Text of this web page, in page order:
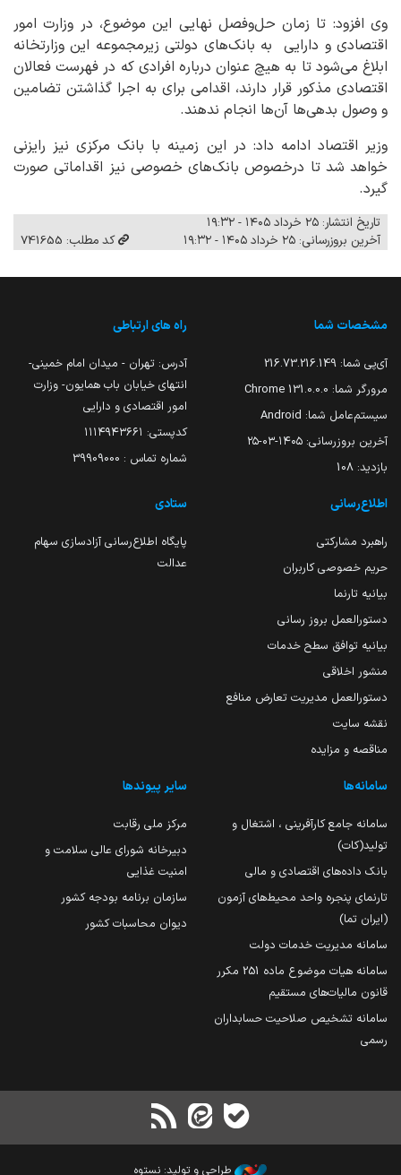
وی افزود: تا زمان حل‌وفصل نهایی این موضوع، در وزارت امور
اقتصادی و دارایی به بانک‌های دولتی زیرمجموعه این وزارتخانه
ابلاغ می‌شود تا به هیچ عنوان درباره افرادی که در فهرست فعالان
اقتصادی مذکور قرار دارند، اقدامی برای به اجرا گذاشتن تضامین
و وصول بدهی‌ها آن‌ها انجام ندهند.
وزیر اقتصاد ادامه داد: در این زمینه با بانک مرکزی نیز رایزنی
خواهد شد تا درخصوص بانک‌های خصوصی نیز اقداماتی صورت
گیرد.
تاریخ انتشار: ۲۵ خرداد ۱۴۰۵ - ۱۹:۳۲
آخرین بروزرسانی: ۲۵ خرداد ۱۴۰۵ - ۱۹:۳۲
کد مطلب: 741655
مشخصات شما
آی‌پی شما: 216.73.216.149
مرورگر شما: 131.0.0.0 Chrome
سیستم‌عامل شما: Android
آخرین بروزرسانی: ۱۴۰۵-۰۳-۲۵
بازدید: 108
راه های ارتباطی
آدرس: تهران - میدان امام خمینی-
انتهای خیابان باب همایون- وزارت
امور اقتصادی و دارایی
کدپستی: ۱۱۱۴۹۴۳۶۶۱
شماره تماس : 39909000
اطلاع‌رسانی
راهبرد مشارکتی
حریم خصوصی کاربران
بیانیه تارنما
دستورالعمل بروز رسانی
بیانیه توافق سطح خدمات
منشور اخلاقی
دستورالعمل مدیریت تعارض منافع
نقشه سایت
مناقصه و مزایده
ستادی
پایگاه اطلاع‌رسانی آزادسازی سهام
عدالت
سامانه‌ها
سامانه جامع کارآفرینی ، اشتغال و
تولید(کات)
بانک داده‌های اقتصادی و مالی
تارنمای پنجره واحد محیط‌های آزمون
(ایران تما)
سامانه مدیریت خدمات دولت
سامانه هیات موضوع ماده 251 مکرر
قانون مالیات‌های مستقیم
سامانه تشخیص صلاحیت حسابداران
رسمی
سایر پیوندها
مرکز ملی رقابت
دبیرخانه شورای عالی سلامت و
امنیت غذایی
سازمان برنامه بودجه کشور
دیوان محاسبات کشور
طراحی و تولید: نستوه